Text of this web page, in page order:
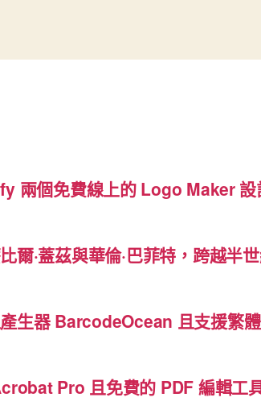
兩個免費線上的 Logo Maker 設
爾·蓋茲與華倫·巴菲特，跨越半
生器 BarcodeOcean 且支援繁
Pro 且免費的 PDF 編輯工